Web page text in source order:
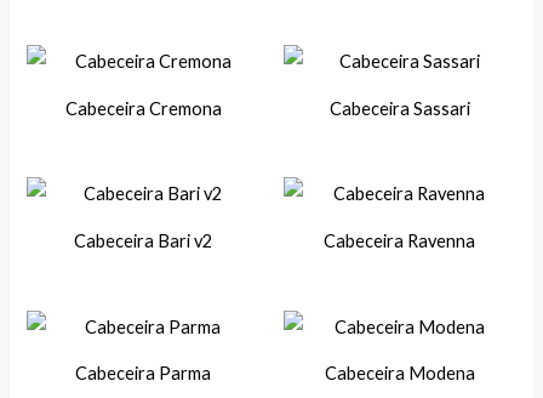
Cabeceira Cremona Cabeceira Sassari
Cabeceira Bari v2 Cabeceira Ravenna
Cabeceira Parma Cabeceira Modena